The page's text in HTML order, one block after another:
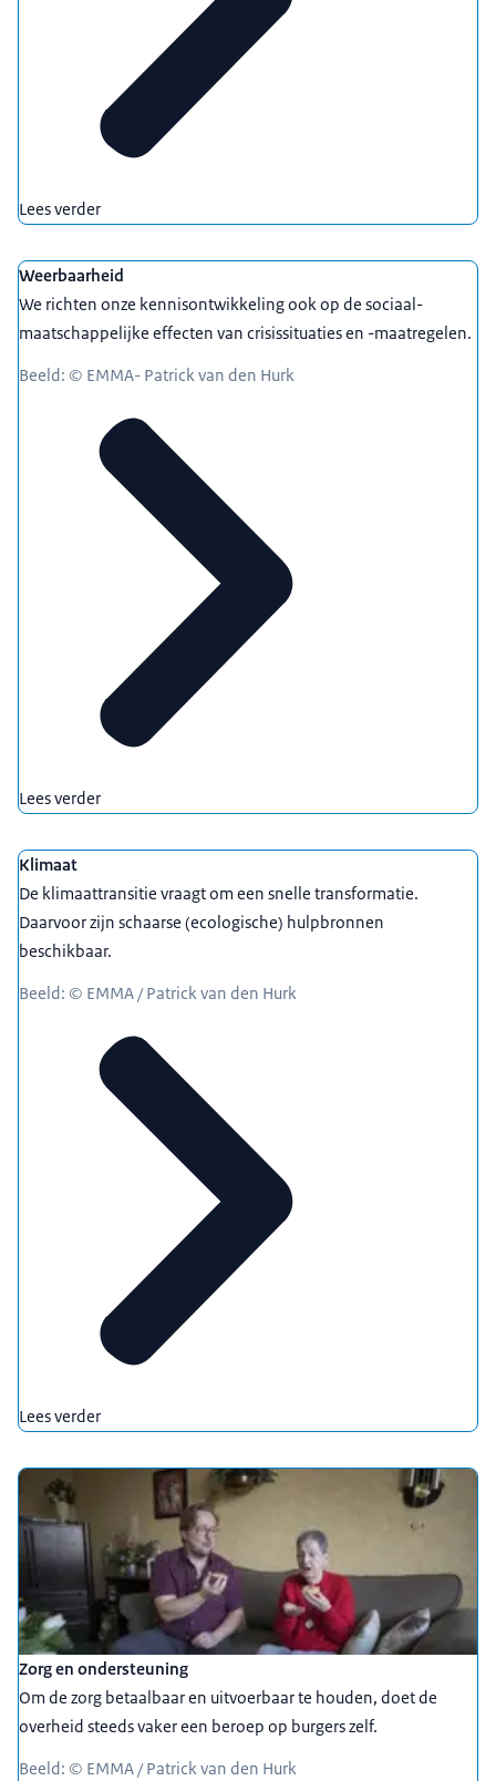
Lees verder
Weerbaarheid
We richten onze kennisontwikkeling ook op de sociaal-
maatschappelijke effecten van crisissituaties en -maatregelen.
Beeld: © EMMA- Patrick van den Hurk
Lees verder
Klimaat
De klimaattransitie vraagt om een snelle transformatie.
Daarvoor zijn schaarse (ecologische) hulpbronnen
beschikbaar.
Beeld: © EMMA / Patrick van den Hurk
Lees verder
Zorg en ondersteuning
Om de zorg betaalbaar en uitvoerbaar te houden, doet de
overheid steeds vaker een beroep op burgers zelf.
Beeld: © EMMA / Patrick van den Hurk